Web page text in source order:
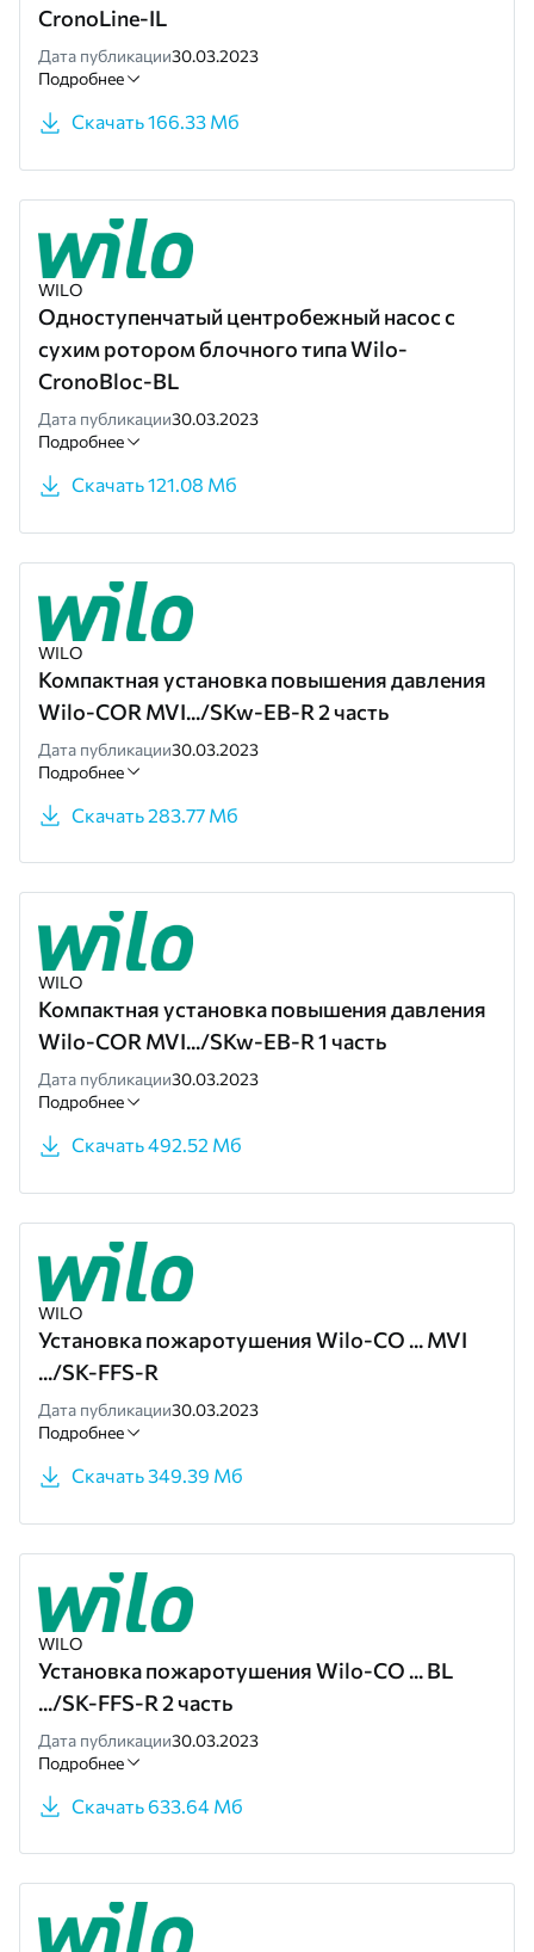
CronoLine-IL
Дата публикации30.03.2023
Подробнее
Скачать 166.33 Мб
WILO
Одноступенчатый центробежный насос с
сухим ротором блочного типа Wilo-
CronoBloc-BL
Дата публикации30.03.2023
Подробнее
Скачать 121.08 Мб
WILO
Компактная установка повышения давления
Wilo-COR MVI.../SKw-EB-R 2 часть
Дата публикации30.03.2023
Подробнее
Скачать 283.77 Мб
WILO
Компактная установка повышения давления
Wilo-COR MVI.../SKw-EB-R 1 часть
Дата публикации30.03.2023
Подробнее
Скачать 492.52 Мб
WILO
Установка пожаротушения Wilo-CO ... MVI
.../SK-FFS-R
Дата публикации30.03.2023
Подробнее
Скачать 349.39 Мб
WILO
Установка пожаротушения Wilo-CO ... BL
.../SK-FFS-R 2 часть
Дата публикации30.03.2023
Подробнее
Скачать 633.64 Мб